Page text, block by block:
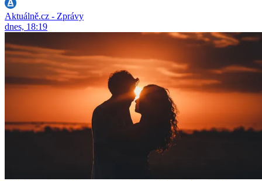
Aktuálně.cz - Zprávy
dnes, 18:19